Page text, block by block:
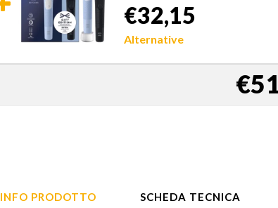
€32,15
Alternative
INFO PRODOTTO SCHEDA TECNICA